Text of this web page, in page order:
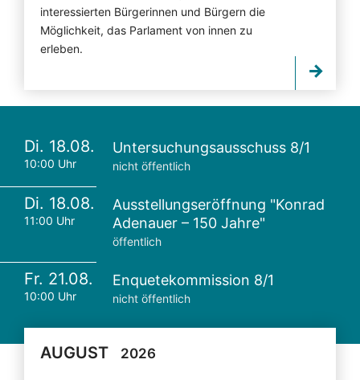
interessierten Bürgerinnen und Bürgern die
Möglichkeit, das Parlament von innen zu
erleben.
Di. 18.08.
10:00 Uhr
Untersuchungsausschuss 8/1
nicht öffentlich
Di. 18.08.
11:00 Uhr
Ausstellungseröffnung "Konrad
Adenauer – 150 Jahre"
öffentlich
Fr. 21.08.
10:00 Uhr
Enquetekommission 8/1
nicht öffentlich
AUGUST 2026